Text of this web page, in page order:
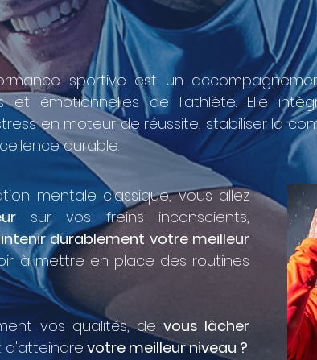
sportive est un
et émotionnelles de l'athlète. Elle
en moteur de réussite, stabiliser la
durable.
mentale classique, vous allez
sur vos freins inconscients,
durablement votre meilleur
à mettre en place des routines
vos qualités, de vous lâcher
d'atteindrevotre meilleur niveau ?